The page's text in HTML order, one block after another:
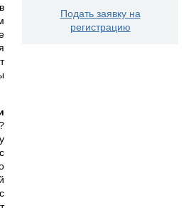
Подать заявку на
регистрацию